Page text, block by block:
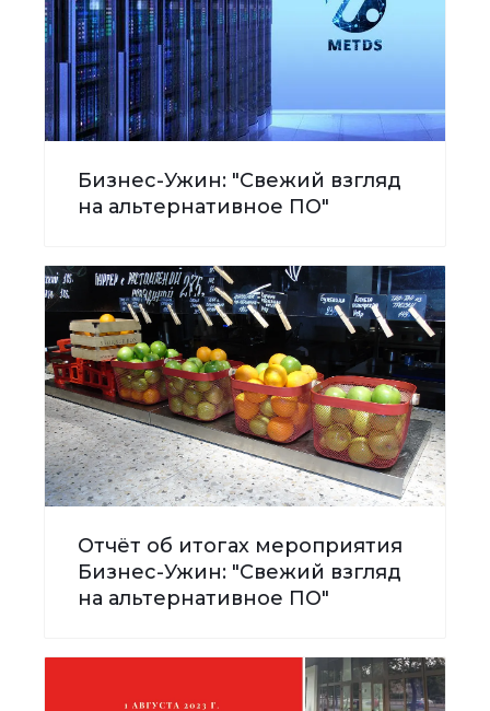
Бизнес-Ужин: "Свежий взгляд
на альтернативное ПО"
Отчёт об итогах мероприятия
Бизнес-Ужин: "Свежий взгляд
на альтернативное ПО"